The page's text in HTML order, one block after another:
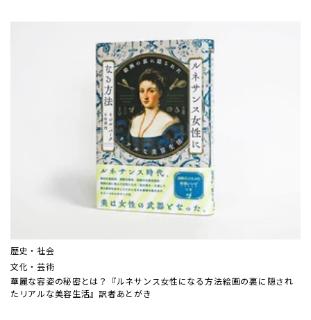
歴史・社会
文化・芸術
華麗な容姿の秘密とは？『ルネサンス女性になる方法――絵画の裏に隠され
たリアルな美容生活』訳者あとがき